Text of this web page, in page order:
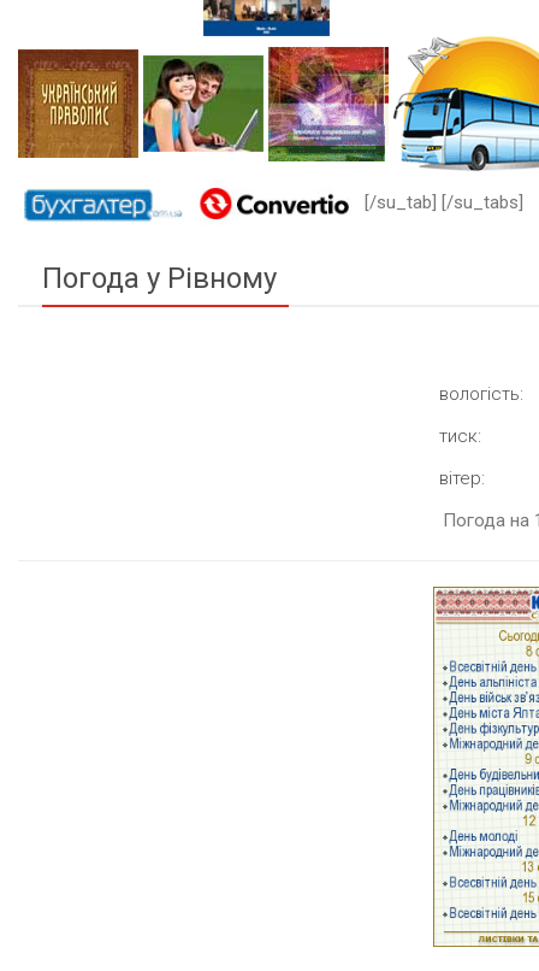
[/su_tab] [/su_tabs]
Погода у Рівному
вологість:
тиск:
вітер:
Погода на